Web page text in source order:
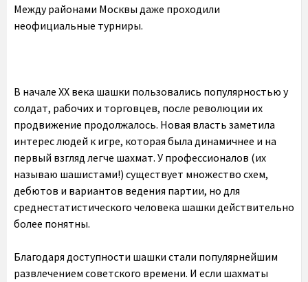
Между районами Москвы даже проходили
неофициальные турниры.
В начале XX века шашки пользовались популярностью у
солдат, рабочих и торговцев, после революции их
продвижение продолжалось. Новая власть заметила
интерес людей к игре, которая была динамичнее и на
первый взгляд легче шахмат. У профессионалов (их
называю шашистами!) существует множество схем,
дебютов и вариантов ведения партии, но для
среднестатистического человека шашки действительно
более понятны.
Благодаря доступности шашки стали популярнейшим
развлечением советского времени. И если шахматы